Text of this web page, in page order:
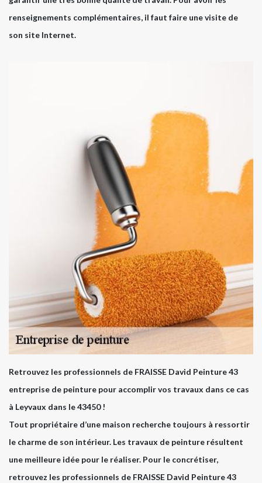
renseignements complémentaires, il faut faire une visite de
son site Internet.
Retrouvez les professionnels de FRAISSE David Peinture 43
entreprise de peinture pour accomplir vos travaux dans ce cas
à Leyvaux dans le 43450 !
Tout propriétaire d’une maison recherche toujours à ressortir
le charme de son intérieur. Les travaux de peinture résultent
une meilleure idée pour le réaliser. Pour le concrétiser,
retrouvez les professionnels de FRAISSE David Peinture 43